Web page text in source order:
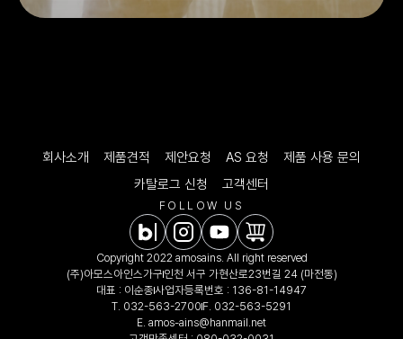
회사소개 제품견적 제안요청 AS 요청
제품 사용 문의
카탈로그 신청
고객센터
FOLLOW US
Copyright 2022 amosains. All right reserved
(주)아모스아인스가구인천 서구 가현산로23번길 24 (마전동)
대표 : 이순종사업자등록번호 : 136-81-14947
T. 032-563-2700 F. 032-563-5291
E. amos-ains@hanmail.net